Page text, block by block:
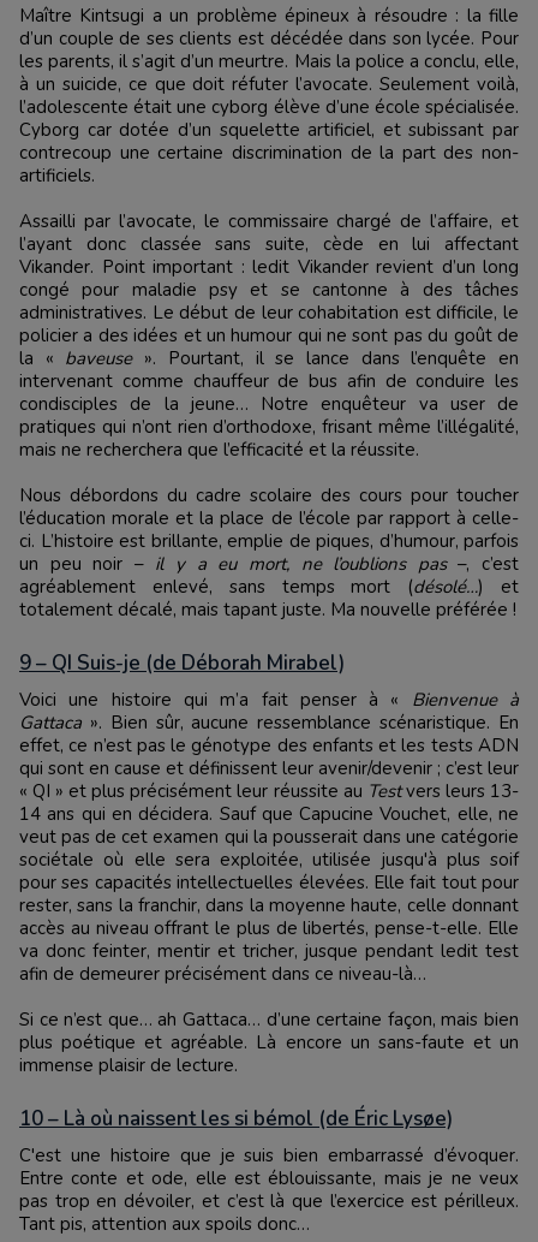
Maître Kintsugi a un problème épineux à résoudre : la fille
d’un couple de ses clients est décédée dans son lycée. Pour
les parents, il s’agit d’un meurtre. Mais la police a conclu, elle,
à un suicide, ce que doit réfuter l’avocate. Seulement voilà,
l’adolescente était une cyborg élève d’une école spécialisée.
Cyborg car dotée d’un squelette artificiel, et subissant par
contrecoup une certaine discrimination de la part des non-
artificiels.
Assailli par l’avocate, le commissaire chargé de l’affaire, et
l’ayant donc classée sans suite, cède en lui affectant
Vikander. Point important : ledit Vikander revient d’un long
congé pour maladie psy et se cantonne à des tâches
administratives. Le début de leur cohabitation est difficile, le
policier a des idées et un humour qui ne sont pas du goût de
la « baveuse». Pourtant, il se lance dans l’enquête en
intervenant comme chauffeur de bus afin de conduire les
condisciples de la jeune… Notre enquêteur va user de
pratiques qui n’ont rien d’orthodoxe, frisant même l’illégalité,
mais ne recherchera que l’efficacité et la réussite.
Nous débordons du cadre scolaire des cours pour toucher
l’éducation morale et la place de l’école par rapport à celle-
ci. L’histoire est brillante, emplie de piques, d’humour, parfois
un peu noir – il y a eu mort, ne l’oublions pas–, c’est
agréablement enlevé, sans temps mort (désolé…) et
totalement décalé, mais tapant juste. Ma nouvelle préférée !
9 – QI Suis-je (de Déborah Mirabel)
Voici une histoire qui m’a fait penser à « Bienvenue à
Gattaca ». Bien sûr, aucune ressemblance scénaristique. En
effet, ce n’est pas le génotype des enfants et les tests ADN
qui sont en cause et définissent leur avenir/devenir ; c’est leur
« QI » et plus précisément leur réussite au Testvers leurs 13-
14 ans qui en décidera. Sauf que Capucine Vouchet, elle, ne
veut pas de cet examen qui la pousserait dans une catégorie
sociétale où elle sera exploitée, utilisée jusqu'à plus soif
pour ses capacités intellectuelles élevées. Elle fait tout pour
rester, sans la franchir, dans la moyenne haute, celle donnant
accès au niveau offrant le plus de libertés, pense-t-elle. Elle
va donc feinter, mentir et tricher, jusque pendant ledit test
afin de demeurer précisément dans ce niveau-là…
Si ce n’est que… ah Gattaca… d’une certaine façon, mais bien
plus poétique et agréable. Là encore un sans-faute et un
immense plaisir de lecture.
10 – Là où naissent les si bémol (de Éric Lysøe)
C'est une histoire que je suis bien embarrassé d’évoquer.
Entre conte et ode, elle est éblouissante, mais je ne veux
pas trop en dévoiler, et c’est là que l’exercice est périlleux.
Tant pis, attention aux spoils donc…